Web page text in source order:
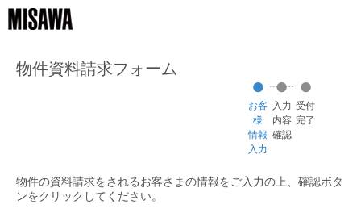
物件資料請求フォーム
お客
様
情報
入力
入力
内容
確認
受付
完了
物件の資料請求をされるお客さまの情報をご入力の上、 確認ボタ
ンをクリックしてください。